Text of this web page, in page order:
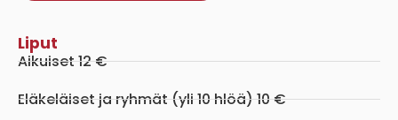
Liput
Aikuiset 12 €
Eläkeläiset ja ryhmät (yli 10 hlöä) 10 €